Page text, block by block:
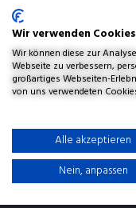
Wir verwenden Cookies
Wir können diese zur
Webseite zu verbessern,
großartiges Webseiten-
von uns verwendeten
Alle akzeptieren
Nein, anpassen